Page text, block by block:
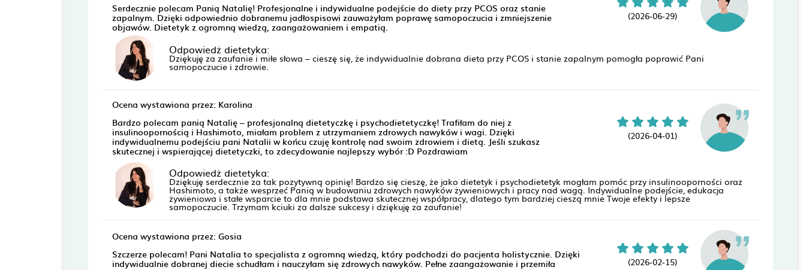
Serdecznie polecam Panią Natalię! Profesjonalne i indywidualne podejście do diety przy PCOS oraz stanie
zapalnym. Dzięki odpowiednio dobranemu jadłospisowi zauważyłam poprawę samopoczucia i zmniejszenie
objawów. Dietetyk z ogromną wiedzą, zaangażowaniem i empatią.
(2026-06-29)
Odpowiedż dietetyka:
Dziękuję za zaufanie i miłe słowa – cieszę się, że indywidualnie dobrana dieta przy PCOS i stanie zapalnym pomogła poprawić Pani
samopoczucie i zdrowie.
Ocena wystawiona przez: Karolina
Bardzo polecam panią Natalię – profesjonalną dietetyczkę i psychodietetyczkę! Trafiłam do niej z
insulinoopornością i Hashimoto, miałam problem z utrzymaniem zdrowych nawyków i wagi. Dzięki
indywidualnemu podejściu pani Natalii w końcu czuję kontrolę nad swoim zdrowiem i dietą. Jeśli szukasz
skutecznej i wspierającej dietetyczki, to zdecydowanie najlepszy wybór :D Pozdrawiam
(2026-04-01)
Odpowiedż dietetyka:
Dziękuję serdecznie za tak pozytywną opinię! Bardzo się cieszę, że jako dietetyk i psychodietetyk mogłam pomóc przy insulinooporności oraz
Hashimoto, a także wesprzeć Panią w budowaniu zdrowych nawyków żywieniowych i pracy nad wagą. Indywidualne podejście, edukacja
żywieniowa i stałe wsparcie to dla mnie podstawa skutecznej współpracy, dlatego tym bardziej cieszą mnie Twoje efekty i lepsze
samopoczucie. Trzymam kciuki za dalsze sukcesy i dziękuję za zaufanie!
Ocena wystawiona przez: Gosia
Szczerze polecam! Pani Natalia to specjalista z ogromną wiedzą, który podchodzi do pacjenta holistycznie. Dzięki
indywidualnie dobranej diecie schudłam i nauczyłam się zdrowych nawyków. Pełne zaangażowanie i przemiła (2026-02-15)